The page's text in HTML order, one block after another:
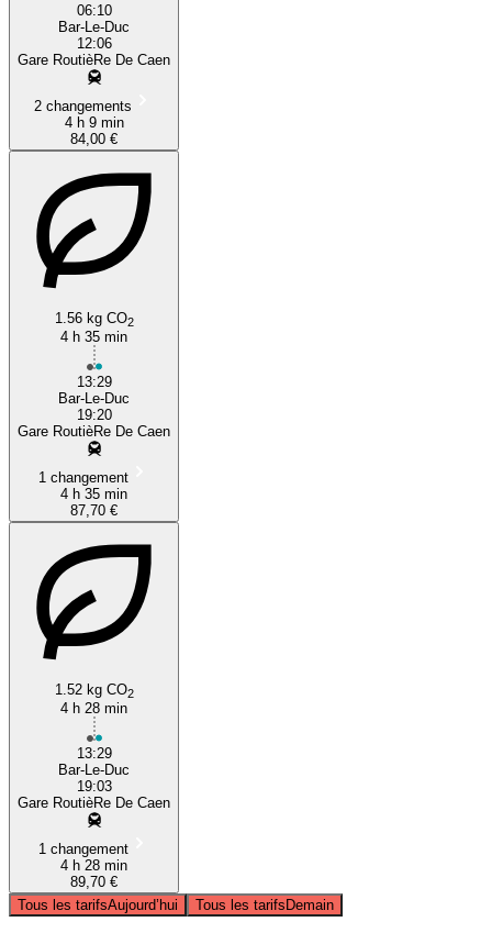
06:10
Bar-Le-Duc
12:06
Gare RoutièRe De Caen
2 changements
4 h 9 min
84,00 €
1.56 kg CO2
4 h 35 min
13:29
Bar-Le-Duc
19:20
Gare RoutièRe De Caen
1 changement
4 h 35 min
87,70 €
1.52 kg CO2
4 h 28 min
13:29
Bar-Le-Duc
19:03
Gare RoutièRe De Caen
1 changement
4 h 28 min
89,70 €
Tous les tarifsAujourd’hui Tous les tarifsDemain